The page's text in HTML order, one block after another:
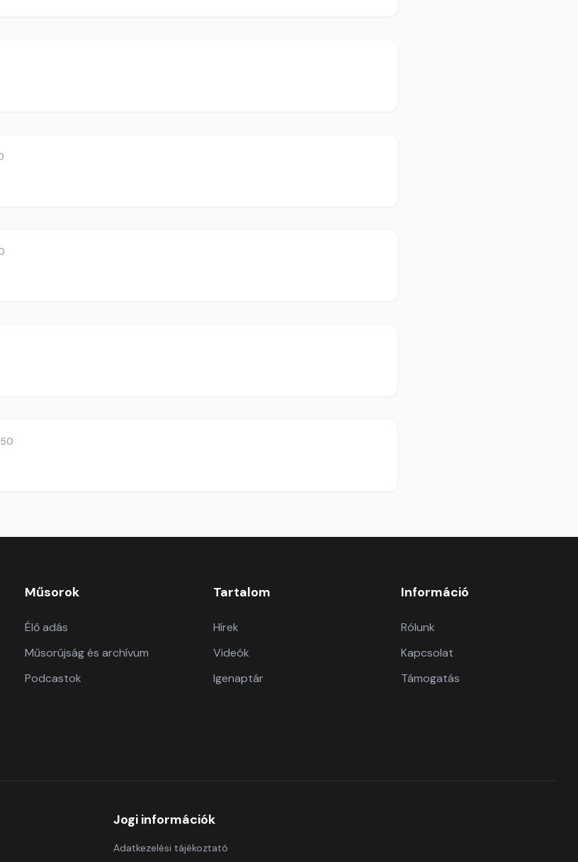
Műsorok
Élő adás
Műsorújság és archívum
Podcastok
Tartalom
Hírek
Videók
Igenaptár
Információ
Rólunk
Kapcsolat
Támogatás
Jogi információk
Adatkezelési tájékoztató